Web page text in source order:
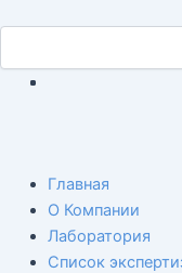
содержимому
Главная
О Компании
Лаборатория
Список
Menu
записям